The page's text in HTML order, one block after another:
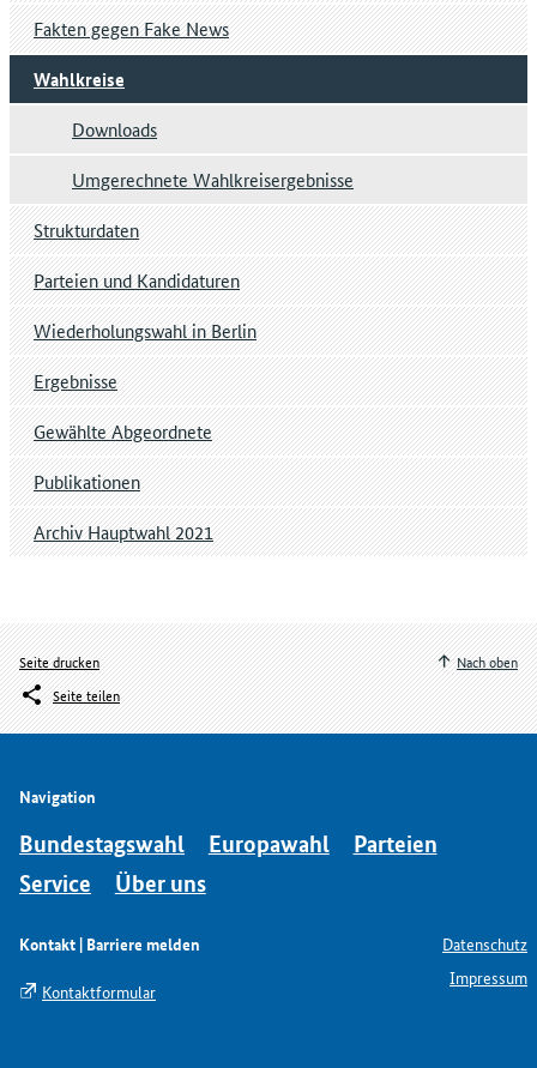
Fakten gegen Fake News
Wahlkreise
Downloads
Umgerechnete Wahlkreisergebnisse
Strukturdaten
Parteien und Kandidaturen
Wiederholungswahl in Berlin
Ergebnisse
Gewählte Abgeordnete
Publikationen
Archiv Hauptwahl 2021
Seite drucken
Seite teilen
Nach oben
Navigation
Bundestagswahl Europawahl
Parteien
Service
Über uns
Kontakt | Barriere melden
Kontaktformular
Datenschutz
Impressum